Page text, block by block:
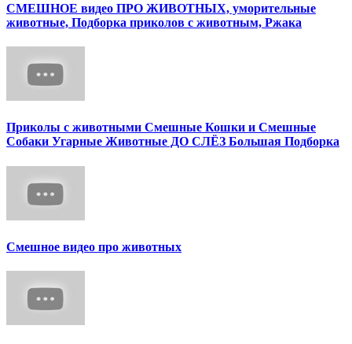
СМЕШНОЕ видео ПРО ЖИВОТНЫХ, уморительные
животные, Подборка приколов с животным, Ржака
Приколы с животными Смешные Кошки и Смешные
Собаки Угарные Животные ДО СЛЁЗ Большая Подборка
Смешное видео про животных